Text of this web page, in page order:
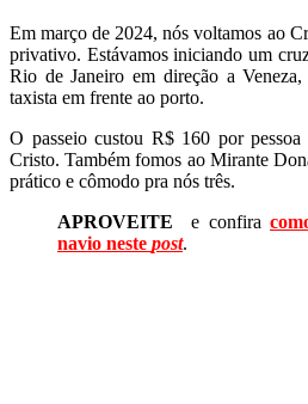
Em março de 2024, nós voltamos ao
privativo. Estávamos iniciando um
Rio de Janeiro em direção a
taxista em frente ao porto.
O passeio custou R$ 160 por
Cristo. Também fomos ao Mirante
prático e cômodo pra nós três.
APROVEITE
e confira
navio neste post.